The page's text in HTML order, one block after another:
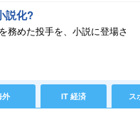
説化?
務めた投手を、小説に登場さ
外 IT 経済 ス